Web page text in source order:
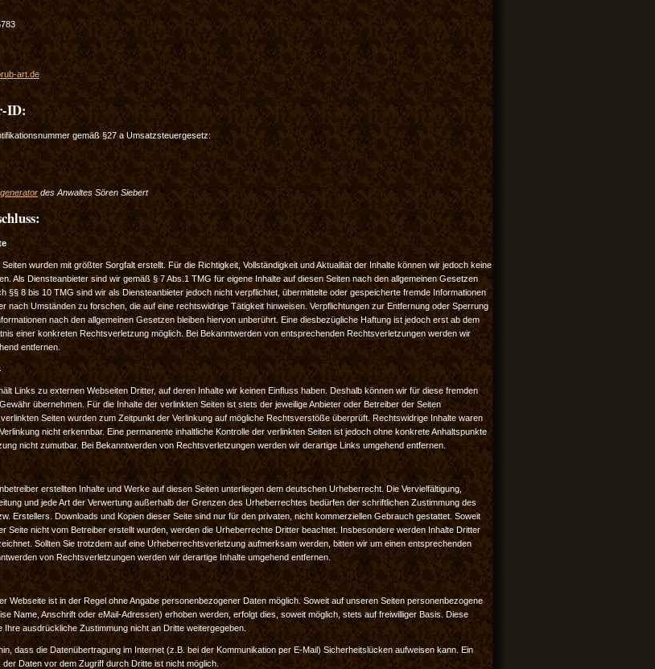
art.de
ID:
gemäß §27 a Umsatzsteuergesetz:
des Anwaltes Sören Siebert
wurden mit größter Sorgfalt erstellt. Für die Richtigkeit, Vollständigkeit und Aktualität der Inhalte können wir jedoch keine
Als Diensteanbieter sind wir gemäß § 7 Abs.1 TMG für eigene Inhalte auf diesen Seiten nach den allgemeinen Gesetzen
§§ 8 bis 10 TMG sind wir als Diensteanbieter jedoch nicht verpflichtet, übermittelte oder gespeicherte fremde Informationen
nach Umständen zu forschen, die auf eine rechtswidrige Tätigkeit hinweisen. Verpflichtungen zur Entfernung oder Sperrung
nach den allgemeinen Gesetzen bleiben hiervon unberührt. Eine diesbezügliche Haftung ist jedoch erst ab dem
einer konkreten Rechtsverletzung möglich. Bei Bekanntwerden von entsprechenden Rechtsverletzungen werden wir
entfernen.
Links zu externen Webseiten Dritter, auf deren Inhalte wir keinen Einfluss haben. Deshalb können wir für diese fremden
übernehmen. Für die Inhalte der verlinkten Seiten ist stets der jeweilige Anbieter oder Betreiber der Seiten
Seiten wurden zum Zeitpunkt der Verlinkung auf mögliche Rechtsverstöße überprüft. Rechtswidrige Inhalte waren
nicht erkennbar. Eine permanente inhaltliche Kontrolle der verlinkten Seiten ist jedoch ohne konkrete Anhaltspunkte
nicht zumutbar. Bei Bekanntwerden von Rechtsverletzungen werden wir derartige Links umgehend entfernen.
erstellten Inhalte und Werke auf diesen Seiten unterliegen dem deutschen Urheberrecht. Die Vervielfältigung,
und jede Art der Verwertung außerhalb der Grenzen des Urheberrechtes bedürfen der schriftlichen Zustimmung des
Erstellers. Downloads und Kopien dieser Seite sind nur für den privaten, nicht kommerziellen Gebrauch gestattet. Soweit
Seite nicht vom Betreiber erstellt wurden, werden die Urheberrechte Dritter beachtet. Insbesondere werden Inhalte Dritter
Sollten Sie trotzdem auf eine Urheberrechtsverletzung aufmerksam werden, bitten wir um einen entsprechenden
von Rechtsverletzungen werden wir derartige Inhalte umgehend entfernen.
Webseite ist in der Regel ohne Angabe personenbezogener Daten möglich. Soweit auf unseren Seiten personenbezogene
Name, Anschrift oder eMail-Adressen) erhoben werden, erfolgt dies, soweit möglich, stets auf freiwilliger Basis. Diese
Ihre ausdrückliche Zustimmung nicht an Dritte weitergegeben.
dass die Datenübertragung im Internet (z.B. bei der Kommunikation per E-Mail) Sicherheitslücken aufweisen kann. Ein
Daten vor dem Zugriff durch Dritte ist nicht möglich.